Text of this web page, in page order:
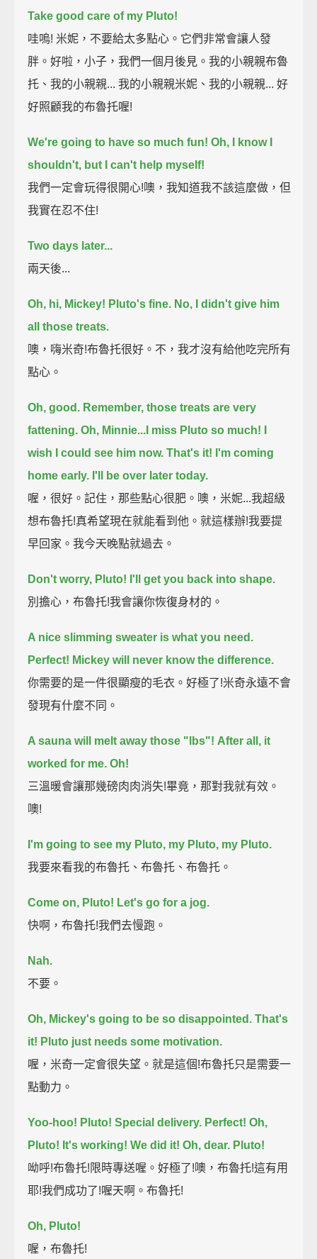
Take good care of my Pluto!
哇嗚! 米妮，不要給太多點心。它們非常會讓人發
胖。好啦，小子，我們一個月後見。我的小親親布魯
托、我的小親親... 我的小親親米妮、我的小親親... 好
好照顧我的布魯托喔!
We're going to have so much fun! Oh, I know I
shouldn't, but I can't help myself!
我們一定會玩得很開心!噢，我知道我不該這麼做，但
我實在忍不住!
Two days later...
兩天後...
Oh, hi, Mickey! Pluto's fine. No, I didn't give him
all those treats.
噢，嗨米奇!布魯托很好。不，我才沒有給他吃完所有
點心。
Oh, good. Remember, those treats are very
fattening. Oh, Minnie...I miss Pluto so much!
wish I could see him now. That's it! I'm coming
home early. I'll be over later today.
喔，很好。記住，那些點心很肥。噢，米妮...我超級
想布魯托!真希望現在就能看到他。就這樣辦!我要提
早回家。我今天晚點就過去。
Don't worry, Pluto! I'll get you back into shape.
別擔心，布魯托!我會讓你恢復身材的。
A nice slimming sweater is what you need.
Perfect! Mickey will never know the difference.
你需要的是一件很顯瘦的毛衣。好極了!米奇永遠不會
發現有什麼不同。
A sauna will melt away those "lbs"! After all, it
worked for me. Oh!
三溫暖會讓那幾磅肉肉消失!畢竟，那對我就有效。
噢!
I'm going to see my Pluto, my Pluto, my Pluto.
我要來看我的布魯托、布魯托、布魯托。
Come on, Pluto! Let's go for a jog.
快啊，布魯托!我們去慢跑。
Nah.
不要。
Oh, Mickey's going to be so disappointed. That's
it! Pluto just needs some motivation.
喔，米奇一定會很失望。就是這個!布魯托只是需要一
點動力。
Yoo-hoo! Pluto! Special delivery. Perfect! Oh,
Pluto! It's working! We did it! Oh, dear. Pluto!
呦呼!布魯托!限時專送喔。好極了!噢，布魯托!這有用
耶!我們成功了!喔天啊。布魯托!
Oh, Pluto!
喔，布魯托!